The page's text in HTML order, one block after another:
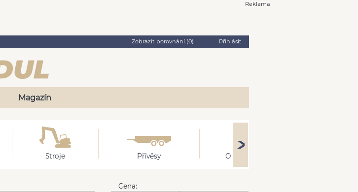
Reklama
Zobrazit porovnání (0) Přihlásit
Magazín
Stroje Přívěsy Ostatní
Cena: